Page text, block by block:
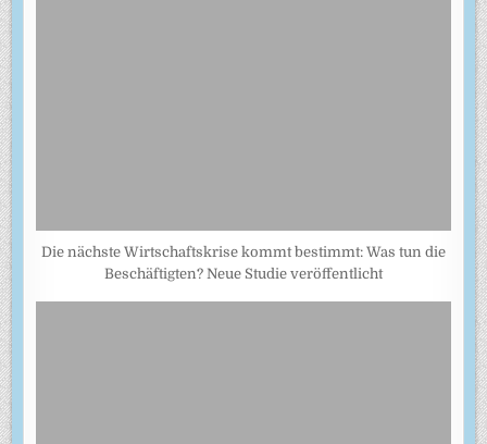
Die nächste Wirtschaftskrise kommt bestimmt: Was tun die
Beschäftigten? Neue Studie veröffentlicht